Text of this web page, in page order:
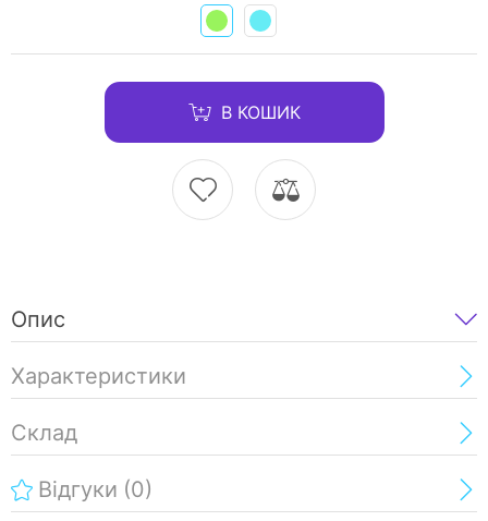
В КОШИК
Опис
Характеристики
Склад
Відгуки (0)